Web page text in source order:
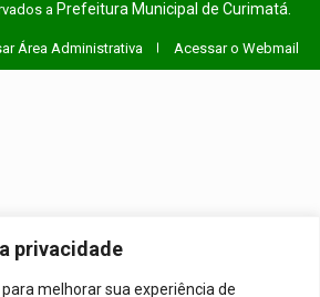
privacidade
melhorar sua experiência de
a Prefeitura Municipal de Curimatá.
Área Administrativa Acessar o Webmail